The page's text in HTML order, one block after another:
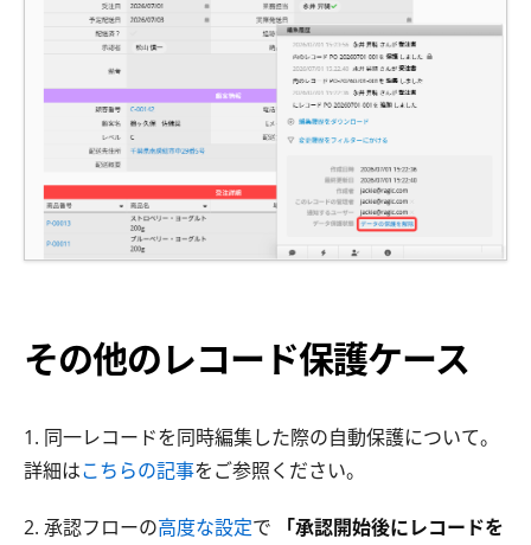
その他のレコード保護ケース
1. 同一レコードを同時編集した際の自動保護について。
詳細はこちらの記事をご参照ください。
2. 承認フローの高度な設定で
「承認開始後にレコードを